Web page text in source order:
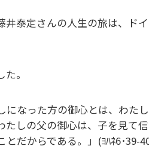
井泰定さんの人生の旅は、ド
。
になった方の御心とは、わた
たしの父の御心は、子を見て
とだからである。」(ﾖﾊﾈ6･39-